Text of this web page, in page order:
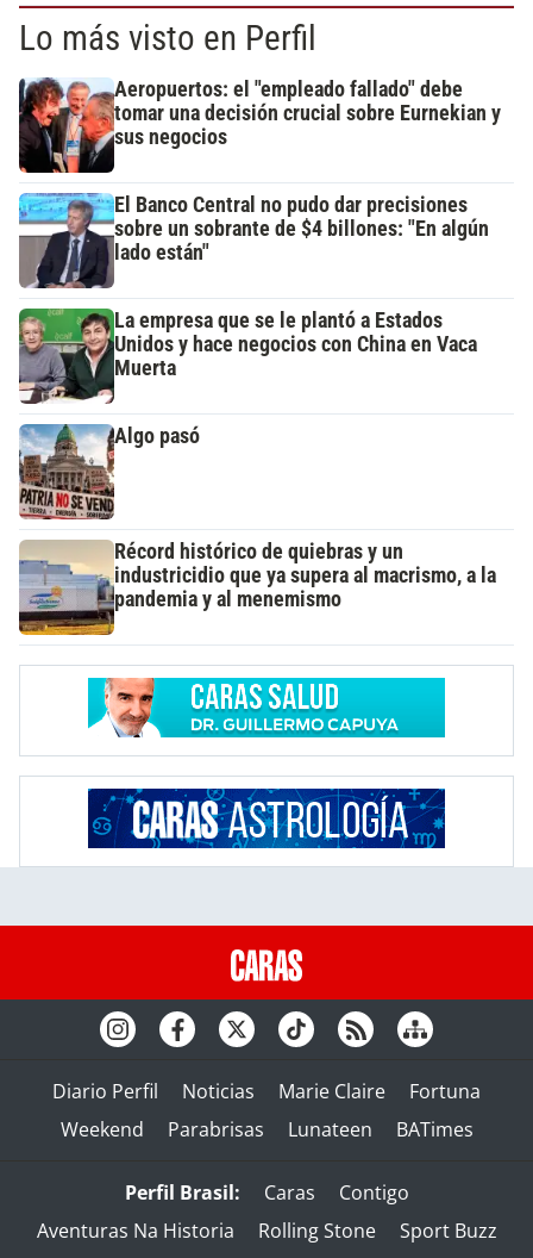
Lo más visto en Perfil
Aeropuertos: el "empleado fallado" debe
tomar una decisión crucial sobre Eurnekian y
sus negocios
El Banco Central no pudo dar precisiones
sobre un sobrante de $4 billones: "En algún
lado están"
La empresa que se le plantó a Estados
Unidos y hace negocios con China en Vaca
Muerta
Algo pasó
Récord histórico de quiebras y un
industricidio que ya supera al macrismo, a la
pandemia y al menemismo
Diario Perfil Noticias Marie Claire
Fortuna
Weekend
Parabrisas Lunateen BATimes
Perfil Brasil: Caras
Contigo
Aventuras Na Historia
Rolling Stone
Sport Buzz